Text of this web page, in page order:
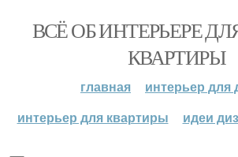
ВСЁ ОБ ИНТЕРЬЕРЕ
КВАРТИРЫ
главная
интерьер для
интерьер для квартиры
идеи